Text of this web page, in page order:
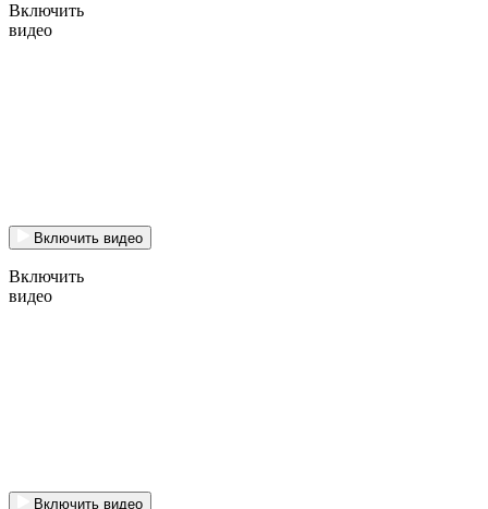
Включить
видео
Включить видео
Включить
видео
Включить видео